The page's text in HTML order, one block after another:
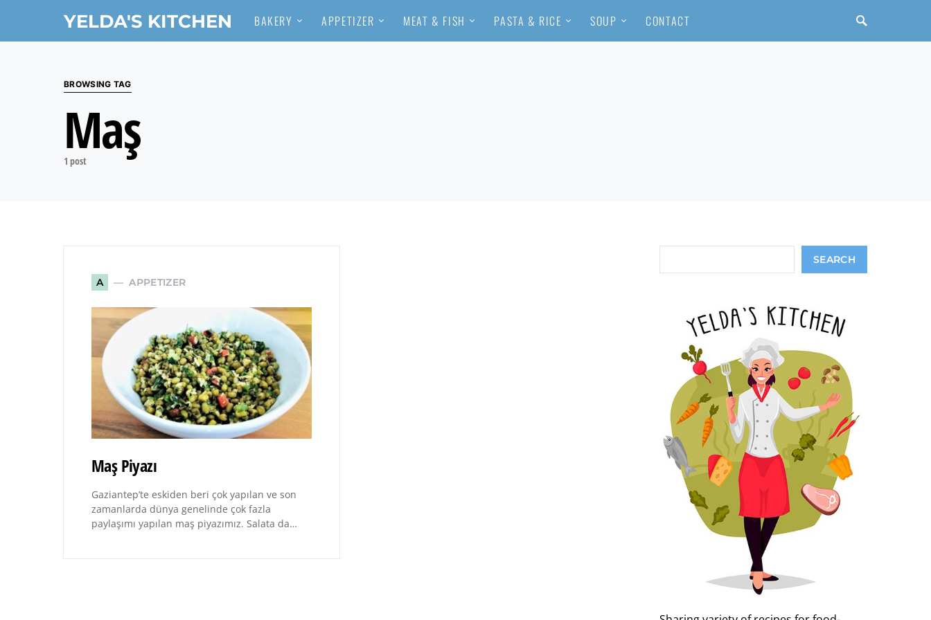
YELDA'S KITCHEN BAKERY APPETIZER MEAT & FISH PASTA & RICE SOUP CONTACT
Search for:
BROWSING TAG
Maş
1 post
A APPETIZER
Maş Piyazı
Gaziantep’te eskiden beri çok yapılan ve son
zamanlarda dünya genelinde çok fazla
paylaşımı yapılan maş piyazımız. Salata da…
SEARCH